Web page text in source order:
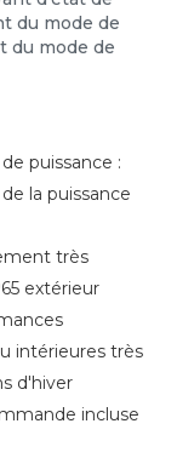
du mode de
du mode de
puissance :
la puissance
très
extérieur
intérieures très
d'hiver
incluse